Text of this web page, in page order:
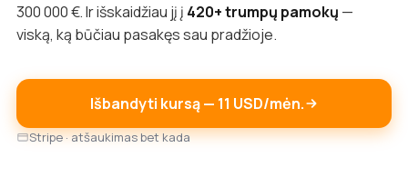
300 000 €. Ir išskaidžiau jį į 420+ trumpų pamokų —
viską, ką būčiau pasakęs sau pradžioje.
Išbandyti kursą — 11 USD/mėn.
Stripe · atšaukimas bet kada